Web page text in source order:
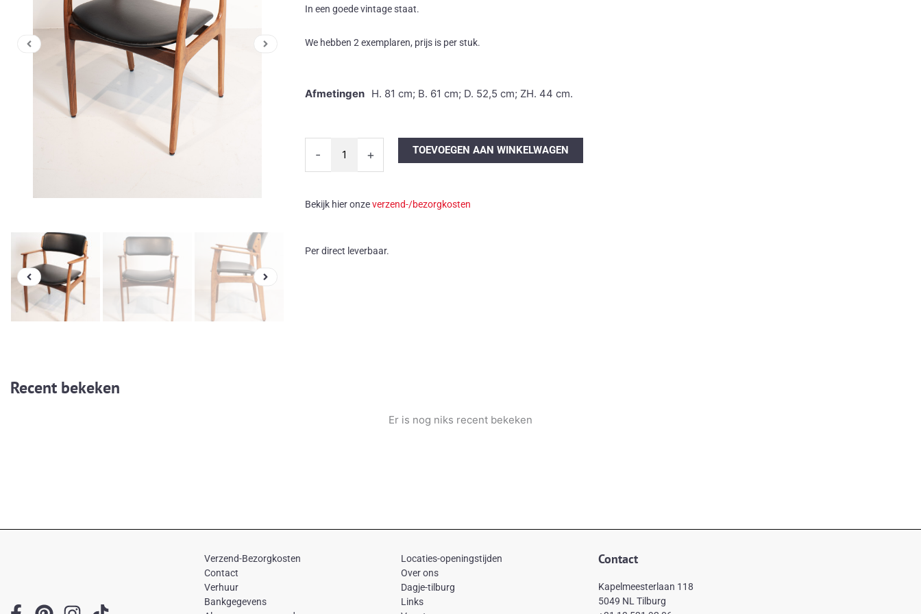
In een goede vintage staat.
We hebben 2 exemplaren, prijs is per stuk.
Afmetingen H. 81 cm; B. 61 cm; D. 52,5 cm; ZH. 44 cm.
-
armleuning
+ TOEVOEGEN AAN WINKELWAGEN
Bekijk hier onzeverzend-/bezorgkosten
Per direct leverbaar.
Recent bekeken
Er is nog niks recent bekeken
Verzend-Bezorgkosten
Contact
Verhuur
Bankgegevens
Locaties-openingstijden
Over ons
Dagje-tilburg
Links
Contact
Kapelmeesterlaan 118
5049 NL Tilburg